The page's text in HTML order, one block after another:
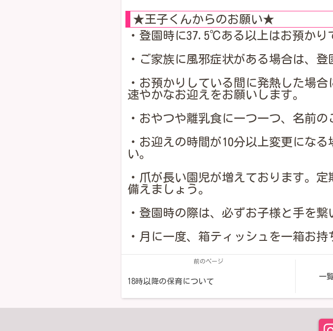
★王子くんからのお願い★
・登園時に37.5℃ある以上はお預かり
・ご家族に風邪症状がある場合は、登
・お預かりしている間に発熱した場
速やかなお迎えをお願いします。
・おやつや離乳食に一つ一つ、名前の
・お迎えの時間が10分以上変更にな
い。
・爪が長い園児が増えております。
備えましょう。
・登園時の際は、必ずお子様と手を繋
・月に一度、箱ティッシュを一箱お
前のページ
18時以降の保育について
一